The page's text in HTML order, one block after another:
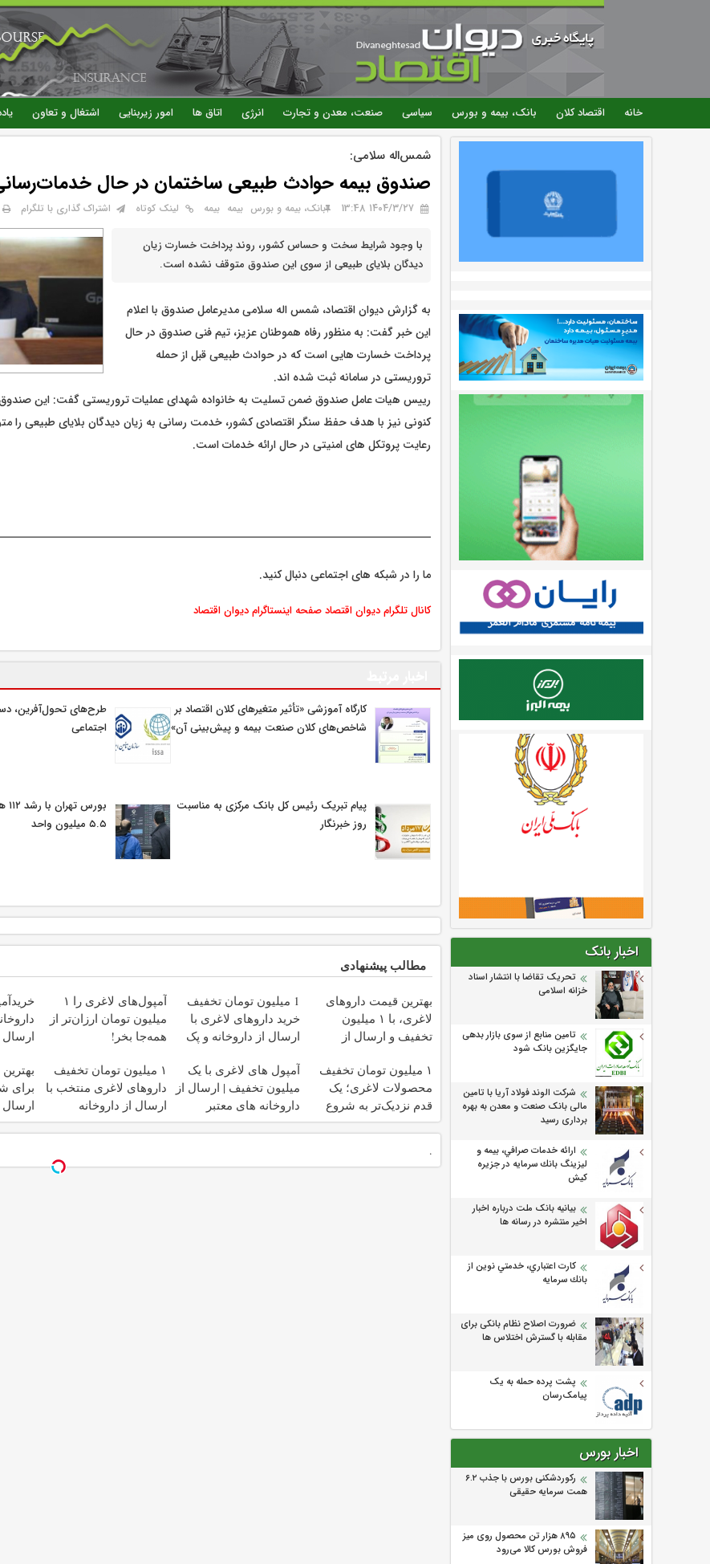
رفتن
به
محتوای
اصلی
خانه اقتصاد کلان بانک، بیمه و بورس سیاسی صنعت، معدن و تجارت انرژی اتاق ها امور زیربنایی اشتغال و تعاون
اخبار بانک
تحریک تقاضا با انتشار اسناد
خزانه اسلامی
تامین منابع از سوی بازار بدهی
جایگزین بانک شود
شرکت الوند فولاد آریا با تامین
مالی بانک صنعت و معدن به بهره
برداری رسید
ارائه خدمات صرافي، بيمه و
ليزينگ بانك سرمايه در جزيره
كيش
بیانیه بانک ملت درباره اخبار
اخیر منتشره در رسانه ها
كارت اعتباري، خدمتي نوين از
بانك سرمايه
ضرورت اصلاح نظام بانکی برای
مقابله با گسترش اختلاس ها
پشت پرده حمله به یک
پیامک‌رسان
اخبار بورس
رکوردشکنی بورس با جذب ۶.۲
همت سرمایه حقیقی
۸۹۵ هزار تن محصول روی میز
فروش بورس کالا می‌‌رود
شمس‌اله سلامی:
صندوق بیمه حوادث طبیعی ساختمان در حال
۱۴۰۴/۳/۲۷ 13:48 بانک، بیمه و بورس بيمه بیمه لینک کوتاه اشتراک گذاری با تلگرام
با وجود شرایط سخت و حساس کشور، روند پرداخت خسارت زیان
دیدگان بلایای طبیعی از سوی این صندوق متوقف نشده است.
به گزارش دیوان اقتصاد، شمس اله سلامی مدیرعامل صندوق با اعلام
این خبر گفت: به منظور رفاه هموطنان عزیز، تیم فنی صندوق در حال
پرداخت خسارت هایی است که در حوادث طبیعی قبل از حمله
تروریستی در سامانه ثبت شده اند.
رییس هیات عامل صندوق ضمن تسلیت به خانواده شهدای عملیات تروریستی گفت: این
کنونی نیز با هدف حفظ سنگر اقتصادی کشور، خدمت رسانی به زیان دیدگان بلایای طبیعی را
رعایت پروتکل های امنیتی در حال ارائه خدمات است.
ما را در شبکه های اجتماعی دنبال کنید.
کانال تلگرام دیوان اقتصادصفحه اینستاگرام دیوان اقتصاد
كارگاه آموزشی «تأثیر متغیرهای كلان اقتصاد بر
شاخص‌های كلان صنعت بیمه و پیش‌بینی آن»
طرح‌های تحول‌آفرین،
اجتماعی
پیام تبریک رئیس کل بانک مرکزی به مناسبت
روز خبرنگار
۵.۵ میلیون واحد
مطالب پیشنهادی
بهترین قیمت داروهای
لاغری، با ۱ میلیون
تخفیف و ارسال از
1 میلیون تومان تخفیف
خرید داروهای لاغری با
ارسال از داروخانه و پک
آمپول‌های لاغری را ۱
میلیون تومان ارزان‌تر از
همه‌جا بخر!
ارسال
۱ میلیون تومان تخفیف
محصولات لاغری؛ یک
قدم نزدیک‌تر به شروع
کاهش وزن
آمپول های لاغری با یک
میلیون تخفیف | ارسال از
داروخانه های معتبر
۱ میلیون تومان تخفیف
داروهای لاغری منتخب با
ارسال از داروخانه
نزدیکت
برای
ارسال
.